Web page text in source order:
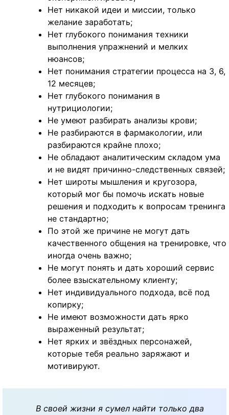
Нет никакой идеи и миссии, только
желание заработать;
Нет глубокого понимания техники
выполнения упражнений и мелких
нюансов;
Нет понимания стратегии процесса на 3, 6,
12 месяцев;
Нет глубокого понимания в
нутрициологии;
Не умеют разбирать анализы крови;
Не разбираются в фармакологии, или
разбираются крайне плохо;
Не обладают аналитическим складом ума
и не видят причинно-следственных связей;
Нет широты мышления и кругозора,
который мог бы помочь искать новые
решения и подходить к вопросам тренинга
не стандартно;
По этой же причине не могут дать
качественного общения на тренировке, что
иногда очень важно;
Не могут понять и дать хороший сервис
более взыскательному клиенту;
Нет индивидуального подхода, всё под
копирку;
Не имеют возможности дать ярко
выраженный результат;
Нет ярких и звёздных персонажей,
которые тебя реально заряжают и
мотивируют.
В своей жизни я сумел найти только два